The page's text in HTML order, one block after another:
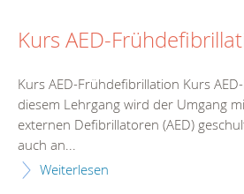
Kurs AED-
Kurs AED-Frühdefibrillation Kurs
diesem Lehrgang wird der Umgang
externen Defibrillatoren (AED)
auch an...
Weiterlesen